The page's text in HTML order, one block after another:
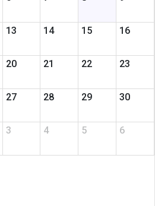
13 14 15 16
20 21 22 23
27 28 29 30
3 4 5 6